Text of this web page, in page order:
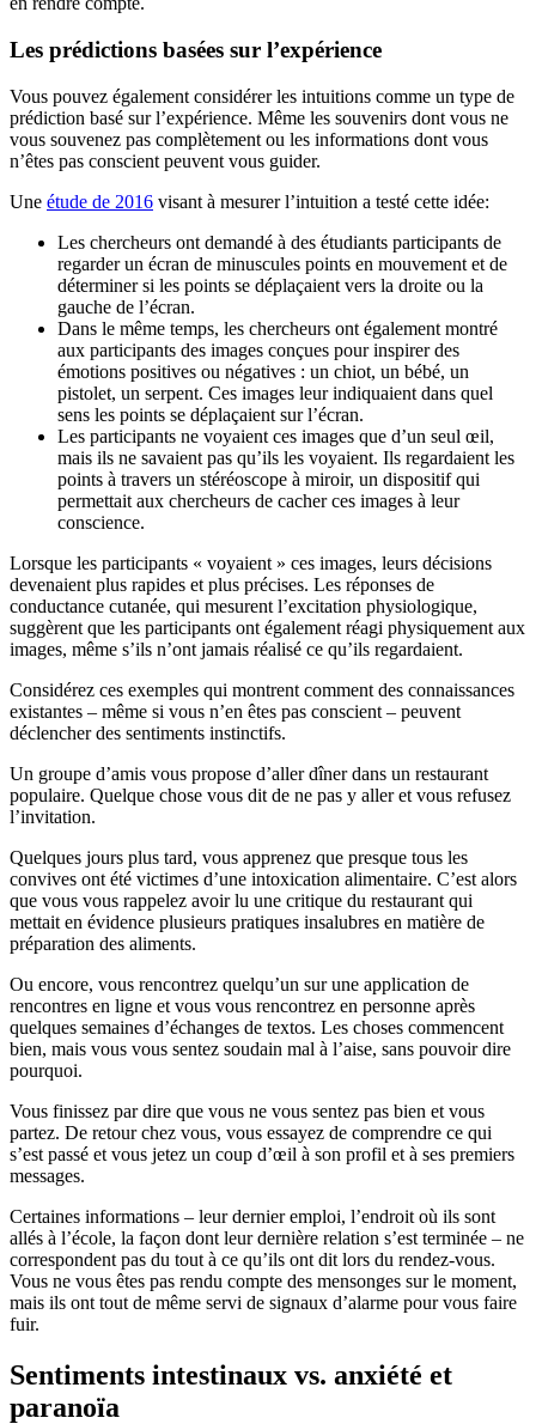
Les prédictions basées sur l’expérience
Vous pouvez également considérer les intuitions comme un type de
prédiction basé sur l’expérience. Même les souvenirs dont vous ne
vous souvenez pas complètement ou les informations dont vous
n’êtes pas conscient peuvent vous guider.
Une étude de 2016 visant à mesurer l’intuition a testé cette idée:
Les chercheurs ont demandé à des étudiants participants de
regarder un écran de minuscules points en mouvement et de
déterminer si les points se déplaçaient vers la droite ou la
gauche de l’écran.
Dans le même temps, les chercheurs ont également montré
aux participants des images conçues pour inspirer des
émotions positives ou négatives : un chiot, un bébé, un
pistolet, un serpent. Ces images leur indiquaient dans quel
sens les points se déplaçaient sur l’écran.
Les participants ne voyaient ces images que d’un seul œil,
mais ils ne savaient pas qu’ils les voyaient. Ils regardaient les
points à travers un stéréoscope à miroir, un dispositif qui
permettait aux chercheurs de cacher ces images à leur
conscience.
Lorsque les participants « voyaient » ces images, leurs décisions
devenaient plus rapides et plus précises. Les réponses de
conductance cutanée, qui mesurent l’excitation physiologique,
suggèrent que les participants ont également réagi physiquement aux
images, même s’ils n’ont jamais réalisé ce qu’ils regardaient.
Considérez ces exemples qui montrent comment des connaissances
existantes – même si vous n’en êtes pas conscient – peuvent
déclencher des sentiments instinctifs.
Un groupe d’amis vous propose d’aller dîner dans un restaurant
populaire. Quelque chose vous dit de ne pas y aller et vous refusez
l’invitation.
Quelques jours plus tard, vous apprenez que presque tous les
convives ont été victimes d’une intoxication alimentaire. C’est alors
que vous vous rappelez avoir lu une critique du restaurant qui
mettait en évidence plusieurs pratiques insalubres en matière de
préparation des aliments.
Ou encore, vous rencontrez quelqu’un sur une application de
rencontres en ligne et vous vous rencontrez en personne après
quelques semaines d’échanges de textos. Les choses commencent
bien, mais vous vous sentez soudain mal à l’aise, sans pouvoir dire
pourquoi.
Vous finissez par dire que vous ne vous sentez pas bien et vous
partez. De retour chez vous, vous essayez de comprendre ce qui
s’est passé et vous jetez un coup d’œil à son profil et à ses premiers
messages.
Certaines informations – leur dernier emploi, l’endroit où ils sont
allés à l’école, la façon dont leur dernière relation s’est terminée – ne
correspondent pas du tout à ce qu’ils ont dit lors du rendez-vous.
Vous ne vous êtes pas rendu compte des mensonges sur le moment,
mais ils ont tout de même servi de signaux d’alarme pour vous faire
fuir.
Sentiments intestinaux vs. anxiété et
paranoïa